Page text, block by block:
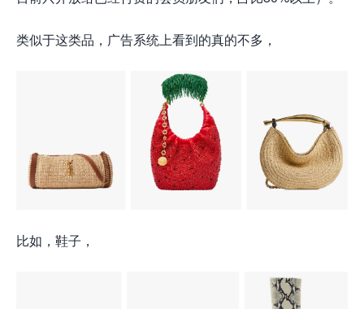
类似于这类品，广告系统上看到的真的不多，
比如，鞋子，